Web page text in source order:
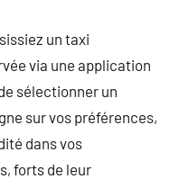
un taxi
via une application
sélectionner un
sur vos préférences,
dans vos
forts de leur